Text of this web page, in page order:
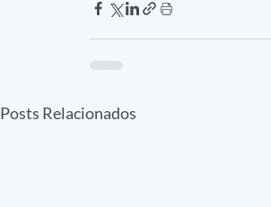
Posts Relacionados